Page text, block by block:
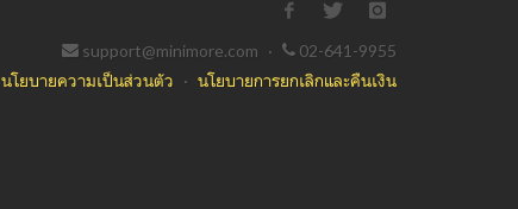
support@minimore.com ·
02-641-9955
นโยบายความเป็นส่วนตัว · นโยบายการยกเลิกและคืนเงิน